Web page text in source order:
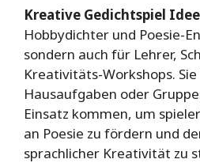
Kreative Gedichtspiel
Hobbydichter und Poesie-
sondern auch für Lehrer,
Kreativitäts-Workshops.
Hausaufgaben oder
Einsatz kommen, um
an Poesie zu fördern und
sprachlicher Kreativität zu